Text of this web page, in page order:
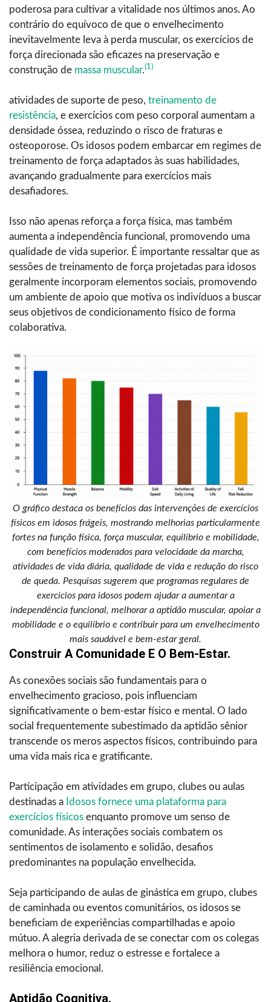
poderosa para cultivar a vitalidade nos últimos anos. Ao
contrário do equívoco de que o envelhecimento
inevitavelmente leva à perda muscular, os exercícios de
força direcionada são eficazes na preservação e
construção de massa muscular.(1)
atividades de suporte de peso, treinamento de
resistência, e exercícios com peso corporal aumentam a
densidade óssea, reduzindo o risco de fraturas e
osteoporose. Os idosos podem embarcar em regimes de
treinamento de força adaptados às suas habilidades,
avançando gradualmente para exercícios mais
desafiadores.
Isso não apenas reforça a força física, mas também
aumenta a independência funcional, promovendo uma
qualidade de vida superior. É importante ressaltar que as
sessões de treinamento de força projetadas para idosos
geralmente incorporam elementos sociais, promovendo
um ambiente de apoio que motiva os indivíduos a buscar
seus objetivos de condicionamento físico de forma
colaborativa.
O gráfico destaca os benefícios das intervenções de exercícios
físicos em idosos frágeis, mostrando melhorias particularmente
fortes na função física, força muscular, equilíbrio e mobilidade,
com benefícios moderados para velocidade da marcha,
atividades de vida diária, qualidade de vida e redução do risco
de queda. Pesquisas sugerem que programas regulares de
exercícios para idosos podem ajudar a aumentar a
independência funcional, melhorar a aptidão muscular, apoiar a
mobilidade e o equilíbrio e contribuir para um envelhecimento
mais saudável e bem-estar geral.
Construir A Comunidade E O Bem-Estar.
As conexões sociais são fundamentais para o
envelhecimento gracioso, pois influenciam
significativamente o bem-estar físico e mental. O lado
social frequentemente subestimado da aptidão sênior
transcende os meros aspectos físicos, contribuindo para
uma vida mais rica e gratificante.
Participação em atividades em grupo, clubes ou aulas
destinadas a Idosos fornece uma plataforma para
exercícios físicos enquanto promove um senso de
comunidade. As interações sociais combatem os
sentimentos de isolamento e solidão, desafios
predominantes na população envelhecida.
Seja participando de aulas de ginástica em grupo, clubes
de caminhada ou eventos comunitários, os idosos se
beneficiam de experiências compartilhadas e apoio
mútuo. A alegria derivada de se conectar com os colegas
melhora o humor, reduz o estresse e fortalece a
resiliência emocional.
Aptidão Cognitiva.